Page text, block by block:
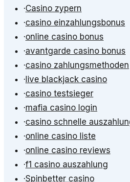
·Casino zypern
·casino einzahlungsbonus
·online casino bonus
·avantgarde casino bonus
·casino zahlungsmethoden
· live blackjack casino
·casino testsieger
·mafia casino login
·casino schnelle
·online casino liste
·online casino reviews
·f1 casino auszahlung
·Spinbetter casino